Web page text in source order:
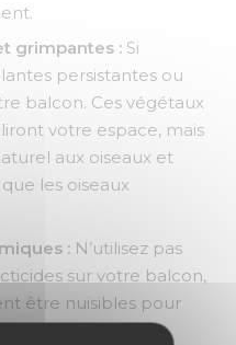
grimpantes : Si
persistantes ou
balcon. Ces végétaux
votre espace, mais
aux oiseaux et
les oiseaux
: N’utilisez pas
sur votre balcon,
être nuisibles pour
insectes dont ils se